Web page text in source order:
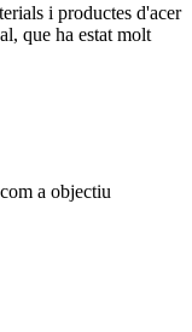
i productes d'acer
que ha estat molt
a objectiu